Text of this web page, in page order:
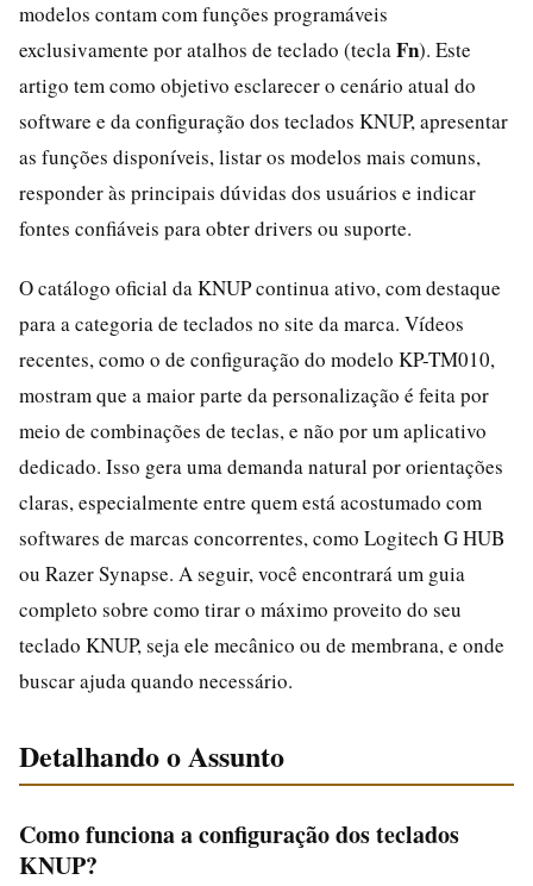
modelos contam com funções programáveis
exclusivamente por atalhos de teclado (tecla Fn). Este
artigo tem como objetivo esclarecer o cenário atual do
software e da configuração dos teclados KNUP, apresentar
as funções disponíveis, listar os modelos mais comuns,
responder às principais dúvidas dos usuários e indicar
fontes confiáveis para obter drivers ou suporte.
O catálogo oficial da KNUP continua ativo, com destaque
para a categoria de teclados no site da marca. Vídeos
recentes, como o de configuração do modelo KP-TM010,
mostram que a maior parte da personalização é feita por
meio de combinações de teclas, e não por um aplicativo
dedicado. Isso gera uma demanda natural por orientações
claras, especialmente entre quem está acostumado com
softwares de marcas concorrentes, como Logitech G HUB
ou Razer Synapse. A seguir, você encontrará um guia
completo sobre como tirar o máximo proveito do seu
teclado KNUP, seja ele mecânico ou de membrana, e onde
buscar ajuda quando necessário.
Detalhando o Assunto
Como funciona a configuração dos teclados
KNUP?